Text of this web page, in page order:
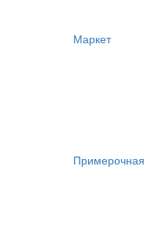
Маркет
Примерочная